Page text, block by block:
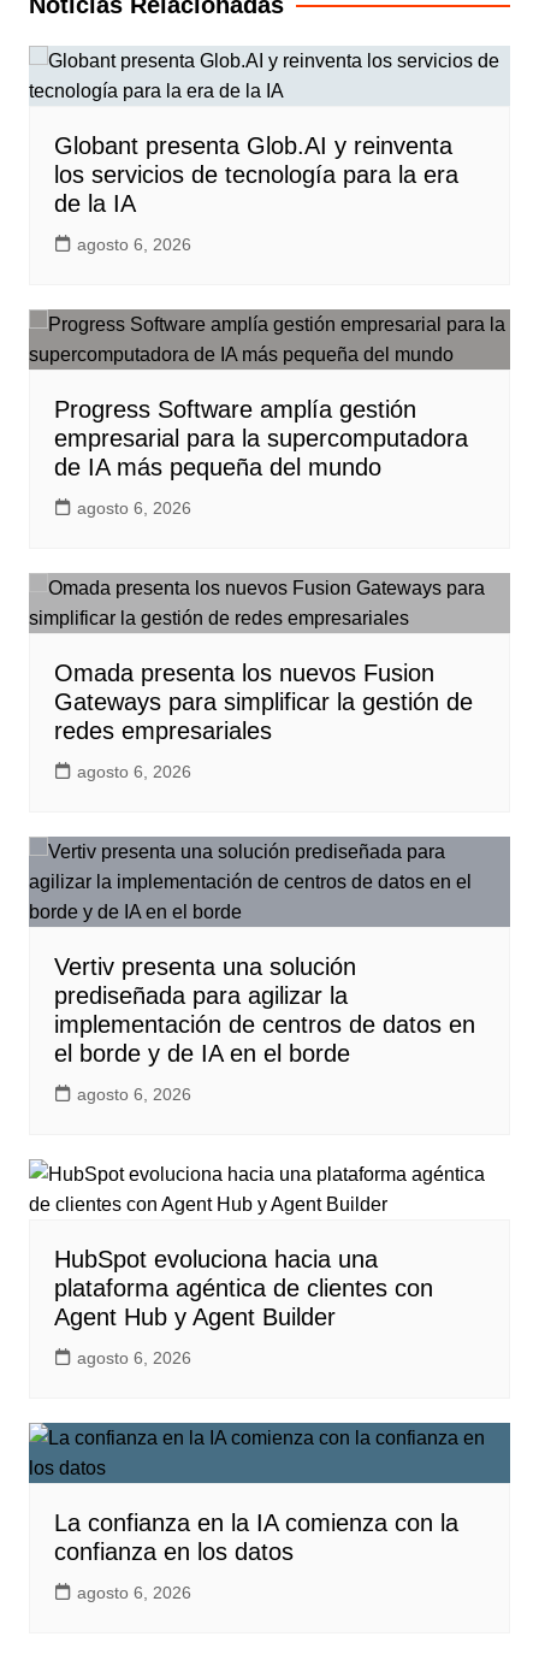
Globant presenta Glob.AI y reinventa
los servicios de tecnología para la era
de la IA
agosto 6, 2026
Progress Software amplía gestión
empresarial para la supercomputadora
de IA más pequeña del mundo
agosto 6, 2026
Omada presenta los nuevos Fusion
Gateways para simplificar la gestión de
redes empresariales
agosto 6, 2026
Vertiv presenta una solución
prediseñada para agilizar la
implementación de centros de datos en
el borde y de IA en el borde
agosto 6, 2026
HubSpot evoluciona hacia una
plataforma agéntica de clientes con
Agent Hub y Agent Builder
agosto 6, 2026
La confianza en la IA comienza con la
confianza en los datos
agosto 6, 2026